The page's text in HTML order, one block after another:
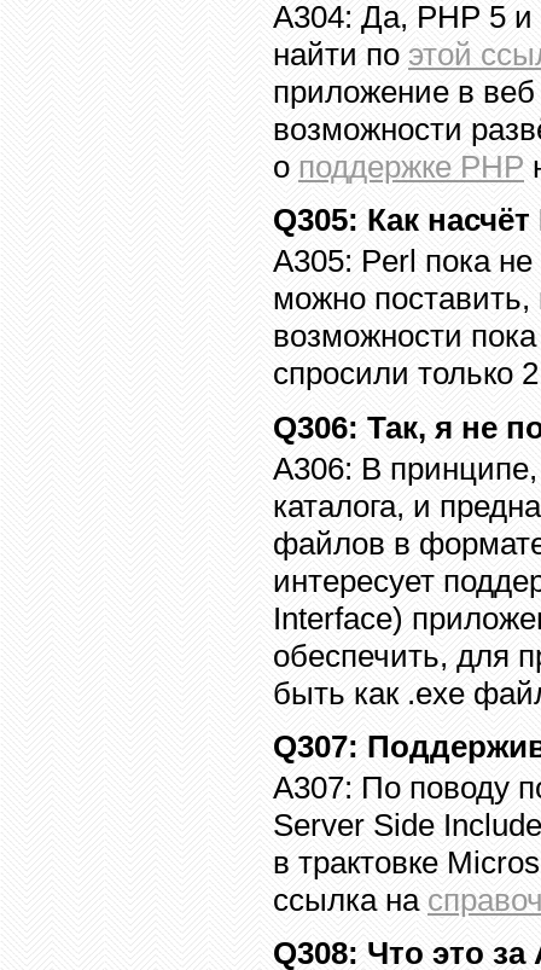
A304: Да, PHP 5 и
найти по этой
приложение в
возможности
о поддержке PHP
Q305: Как насчёт
A305: Perl пока
можно
возможности
спросили только
Q306: Так, я не
A306: В
каталога, и
файлов в
интересует
Interface)
обеспечить, для
быть как .exe
Q307:
A307: По поводу
Server Side
в трактовке
ссылка на
Q308: Что это за